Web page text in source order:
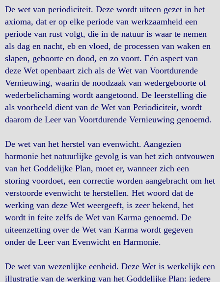
De wet van periodiciteit. Deze wordt uiteen gezet in het
axioma, dat er op elke periode van werkzaamheid een
periode van rust volgt, die in de natuur is waar te nemen
als dag en nacht, eb en vloed, de processen van waken en
slapen, geboorte en dood, en zo voort. Eén aspect van
deze Wet openbaart zich als de Wet van Voortdurende
Vernieuwing, waarin de noodzaak van wedergeboorte of
wederbelichaming wordt aangetoond. De leerstelling die
als voorbeeld dient van de Wet van Periodiciteit, wordt
daarom de Leer van Voortdurende Vernieuwing genoemd.
De wet van het herstel van evenwicht. Aangezien
harmonie het natuurlijke gevolg is van het zich ontvouwen
van het Goddelijke Plan, moet er, wanneer zich een
storing voordoet, een correctie worden aangebracht om het
verstoorde evenwicht te herstellen. Het woord dat de
werking van deze Wet weergeeft, is zeer bekend, het
wordt in feite zelfs de Wet van Karma genoemd. De
uiteenzetting over de Wet van Karma wordt gegeven
onder de Leer van Evenwicht en Harmonie.
De wet van wezenlijke eenheid. Deze Wet is werkelijk een
illustratie van de werking van het Goddelijke Plan: iedere